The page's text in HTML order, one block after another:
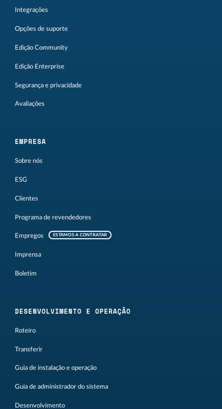
Integrações
Opções de suporte
Edição Community
Edição Enterprise
Segurança e privacidade
Avaliações
EMPRESA
Sobre nós
ESG
Clientes
Programa de revendedores
Empregos ESTAMOS A CONTRATAR
Imprensa
Boletim
DESENVOLVIMENTO E OPERAÇÃO
Roteiro
Transferir
Guia de instalação e operação
Guia de administrador do sistema
Desenvolvimento